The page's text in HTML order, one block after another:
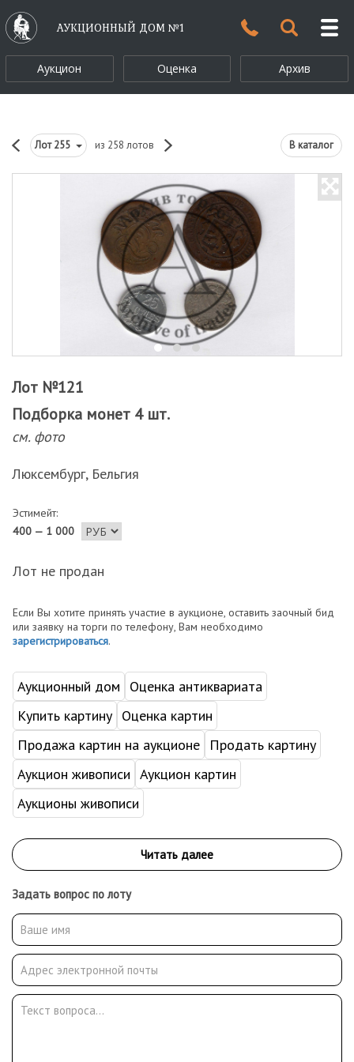
АУКЦИОННЫЙ ДОМ №1
Аукцион Оценка Архив
Лот255 из 258 лотов В каталог
Лот №121
Подборка монет 4 шт.
см. фото
Люксембург, Бельгия
Эстимейт:
400 — 1 000
Лот не продан
Если Вы хотите принять участие в аукционе, оставить заочный бид
или заявку на торги по телефону, Вам необходимо
зарегистрироваться.
Аукционный дом
Оценка антиквариата
Купить картину Оценка картин
Продажа картин на аукционе
Продать картину
Аукцион живописи Аукцион картин
Аукционы живописи
Задать вопрос по лоту